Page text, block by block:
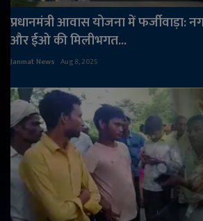
प्रधानमंत्री आवास योजना में फर्जीवाड़ा:
और ईओ की मिलीभगत...
Janmat News Aug 8, 2025